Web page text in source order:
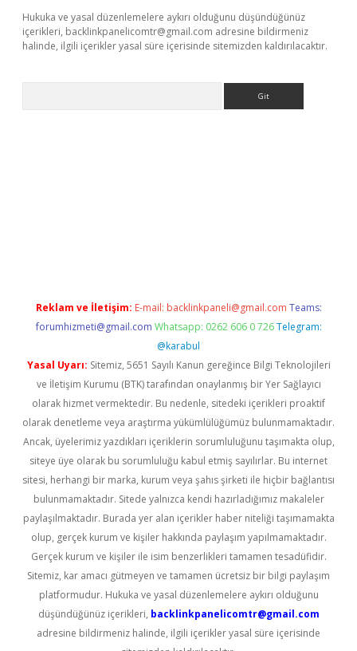
Hukuka ve yasal düzenlemelere aykırı olduğunu düşündüğünüz
içerikleri, backlinkpanelicomtr@gmail.com adresine bildirmeniz
halinde, ilgili içerikler yasal süre içerisinde sitemizden kaldırılacaktır.
Reklam ve İletişim: E-mail: backlinkpaneli@gmail.com Teams:
forumhizmeti@gmail.com Whatsapp: 0262 606 0 726 Telegram:
@karabul
Yasal Uyarı: Sitemiz, 5651 Sayılı Kanun gereğince Bilgi Teknolojileri
ve İletişim Kurumu (BTK) tarafından onaylanmış bir Yer Sağlayıcı
olarak hizmet vermektedir. Bu nedenle, sitedeki içerikleri proaktif
olarak denetleme veya araştırma yükümlülüğümüz bulunmamaktadır.
Ancak, üyelerimiz yazdıkları içeriklerin sorumluluğunu taşımakta olup,
siteye üye olarak bu sorumluluğu kabul etmiş sayılırlar. Bu internet
sitesi, herhangi bir marka, kurum veya şahıs şirketi ile hiçbir bağlantısı
bulunmamaktadır. Sitede yalnızca kendi hazırladığımız makaleler
paylaşılmaktadır. Burada yer alan içerikler haber niteliği taşımamakta
olup, gerçek kurum ve kişiler hakkında paylaşım yapılmamaktadır.
Gerçek kurum ve kişiler ile isim benzerlikleri tamamen tesadüfidir.
Sitemiz, kar amacı gütmeyen ve tamamen ücretsiz bir bilgi paylaşım
platformudur. Hukuka ve yasal düzenlemelere aykırı olduğunu
düşündüğünüz içerikleri, backlinkpanelicomtr@gmail.com
adresine bildirmeniz halinde, ilgili içerikler yasal süre içerisinde